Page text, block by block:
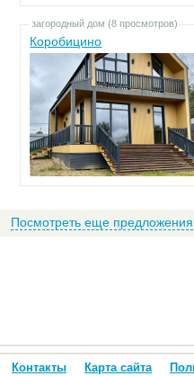
загородный дом (8 просмотров)
Коробицино
Посмотреть еще предложения
Контакты Карта сайта